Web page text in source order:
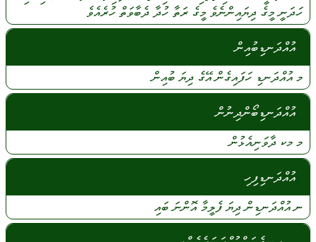
ހަދަނީމީގެ ދިޔައިންނެވެ މީގެ ރަތާ ހުދާ ދެބާވަތް ހުރެއެވެ
އުއްދަނޑިބުއިން
މ އުއްދަނޑިހަފައިގެންއޭގެ ދިޔަބުއިން
އުއްދަނޑިބޯންދިނުން
މ މކ ދާވަނިއެޅުން
އުއްދަނޑިފިހި
ނއުއްދަނޑިންދިޔަފެލީމާއޮންނަބައި